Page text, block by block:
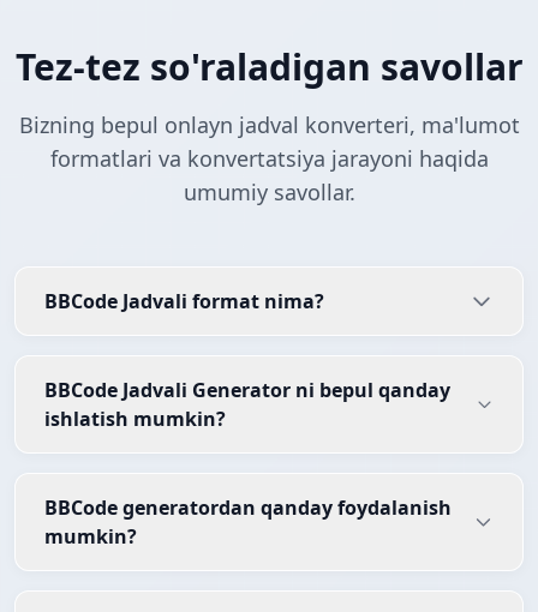
Tez-tez so'raladigan savollar
Bizning bepul onlayn jadval konverteri, ma'lumot
formatlari va konvertatsiya jarayoni haqida
umumiy savollar.
BBCode Jadvali format nima?
BBCode Jadvali Generator ni bepul qanday
ishlatish mumkin?
BBCode generatordan qanday foydalanish
mumkin?